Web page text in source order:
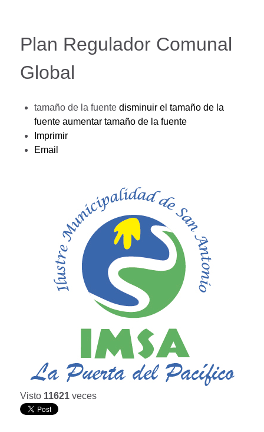
Plan Regulador Comunal
Global
tamaño de la fuente disminuir el tamaño de la
fuente aumentar tamaño de la fuente
Imprimir
Email
Visto 11621 veces